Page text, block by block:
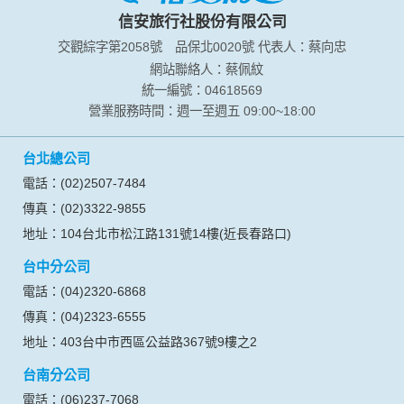
信安旅行社股份有限公司
交觀綜字第2058號 品保北0020號 代表人：蔡向忠
網站聯絡人：蔡佩紋
統一編號：04618569
營業服務時間：週一至週五 09:00~18:00
台北總公司
電話：(02)2507-7484
傳真：(02)3322-9855
地址：104台北市松江路131號14樓(近長春路口)
台中分公司
電話：(04)2320-6868
傳真：(04)2323-6555
地址：403台中市西區公益路367號9樓之2
台南分公司
電話：(06)237-7068